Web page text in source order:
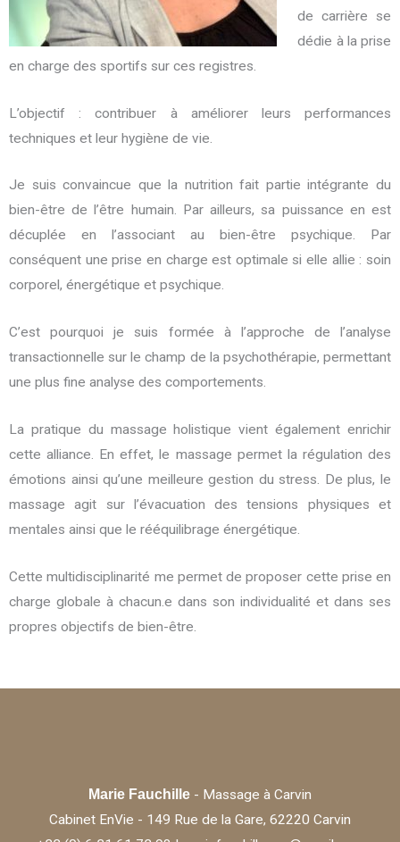
de carrière se
dédie à la prise
en charge des sportifs sur ces registres.
L’objectif : contribuer à améliorer leurs performances
techniques et leur hygiène de vie.
Je suis convaincue que la nutrition fait partie intégrante du
bien-être de l’être humain. Par ailleurs, sa puissance en est
décuplée en l’associant au bien-être psychique. Par
conséquent une prise en charge est optimale si elle allie : soin
corporel, énergétique et psychique.
C’est pourquoi je suis formée à l’approche de l’analyse
transactionnelle sur le champ de la psychothérapie, permettant
une plus fine analyse des comportements.
La pratique du massage holistique vient également enrichir
cette alliance. En effet, le massage permet la régulation des
émotions ainsi qu’une meilleure gestion du stress. De plus, le
massage agit sur l’évacuation des tensions physiques et
mentales ainsi que le rééquilibrage énergétique.
Cette multidisciplinarité me permet de proposer cette prise en
charge globale à chacun.e dans son individualité et dans ses
propres objectifs de bien-être.
Marie Fauchille - Massage à Carvin
Cabinet EnVie - 149 Rue de la Gare, 62220 Carvin